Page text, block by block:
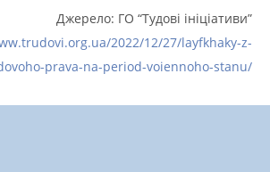
Джерело: ГО “Тудові ініціативи”
2022/12/27/layfkhaky-z-
prava-na-period-voiennoho-stanu/